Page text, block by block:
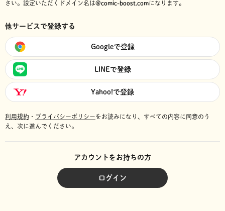
さい。 設定いただくドメイン名は@comic-boost.comになります。
他サービスで登録する
Googleで登録
LINEで登録
Yahoo!で登録
利用規約 ・ プライバシーポリシーをお読みになり、 すべての内容に同意のう
え、次に進んでください。
アカウントをお持ちの方
ログイン